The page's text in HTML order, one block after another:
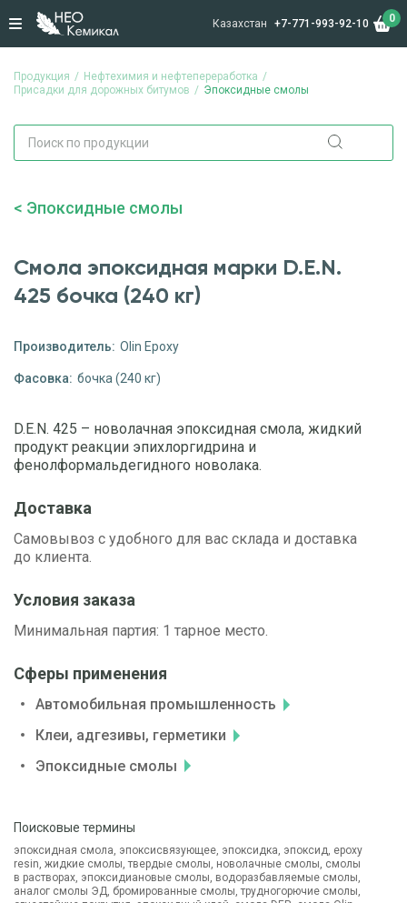
Казахстан +7-771-993-92-10 0
Продукция
Нефтехимия и нефтепереработка
Присадки для дорожных битумов
Эпоксидные смолы
Эпоксидные смолы
Смола эпоксидная марки D.E.N.
425 бочка (240 кг)
Производитель: Olin Epoxy
Фасовка: бочка (240 кг)
D.E.N. 425 – новолачная эпокcидная смола, жидкий
продукт реакции эпихлоргидрина и
фенолформальдегидного новолака.
Доставка
Самовывоз с удобного для вас склада и доставка
до клиента.
Условия заказа
Минимальная партия: 1 тарное место.
Сферы применения
Автомобильная промышленность
Клеи, адгезивы, герметики
Эпоксидные смолы
Поисковые термины
эпоксидная смола, эпоксисвязующее, эпоксидка, эпоксид, epoxy
resin, жидкие смолы, твердые смолы, новолачные смолы, смолы
в растворах, эпоксидиановые смолы, водоразбавляемые смолы,
аналог смолы ЭД, бромированные смолы, трудногорючие смолы,